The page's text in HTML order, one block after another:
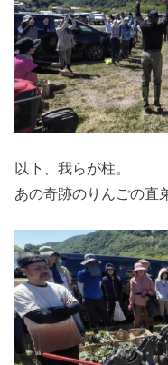
以下、我らが柱。
あの奇跡のりんごの直